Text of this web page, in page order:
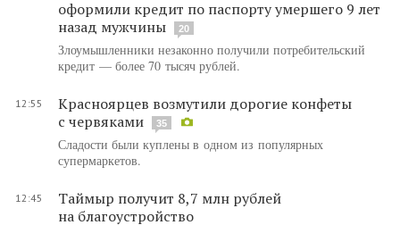
оформили кредит по паспорту умершего 9 лет
назад мужчины
20
Злоумышленники незаконно получили потребительский
кредит — более 70 тысяч рублей.
12:55
Красноярцев возмутили дорогие конфеты
с червяками
35
Сладости были куплены в одном из популярных
супермаркетов.
12:45
Таймыр получит 8,7 млн рублей
на благоустройство